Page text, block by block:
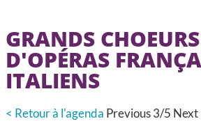
CADRE DE VIE ET URBANISME
ECONOMIE ET EMPLOI
ENFANCE, JEUNESSE,
GRANDS CHOEURS
D'OPÉRAS
ITALIENS
< Retour à l'agenda Previous3/5 Next